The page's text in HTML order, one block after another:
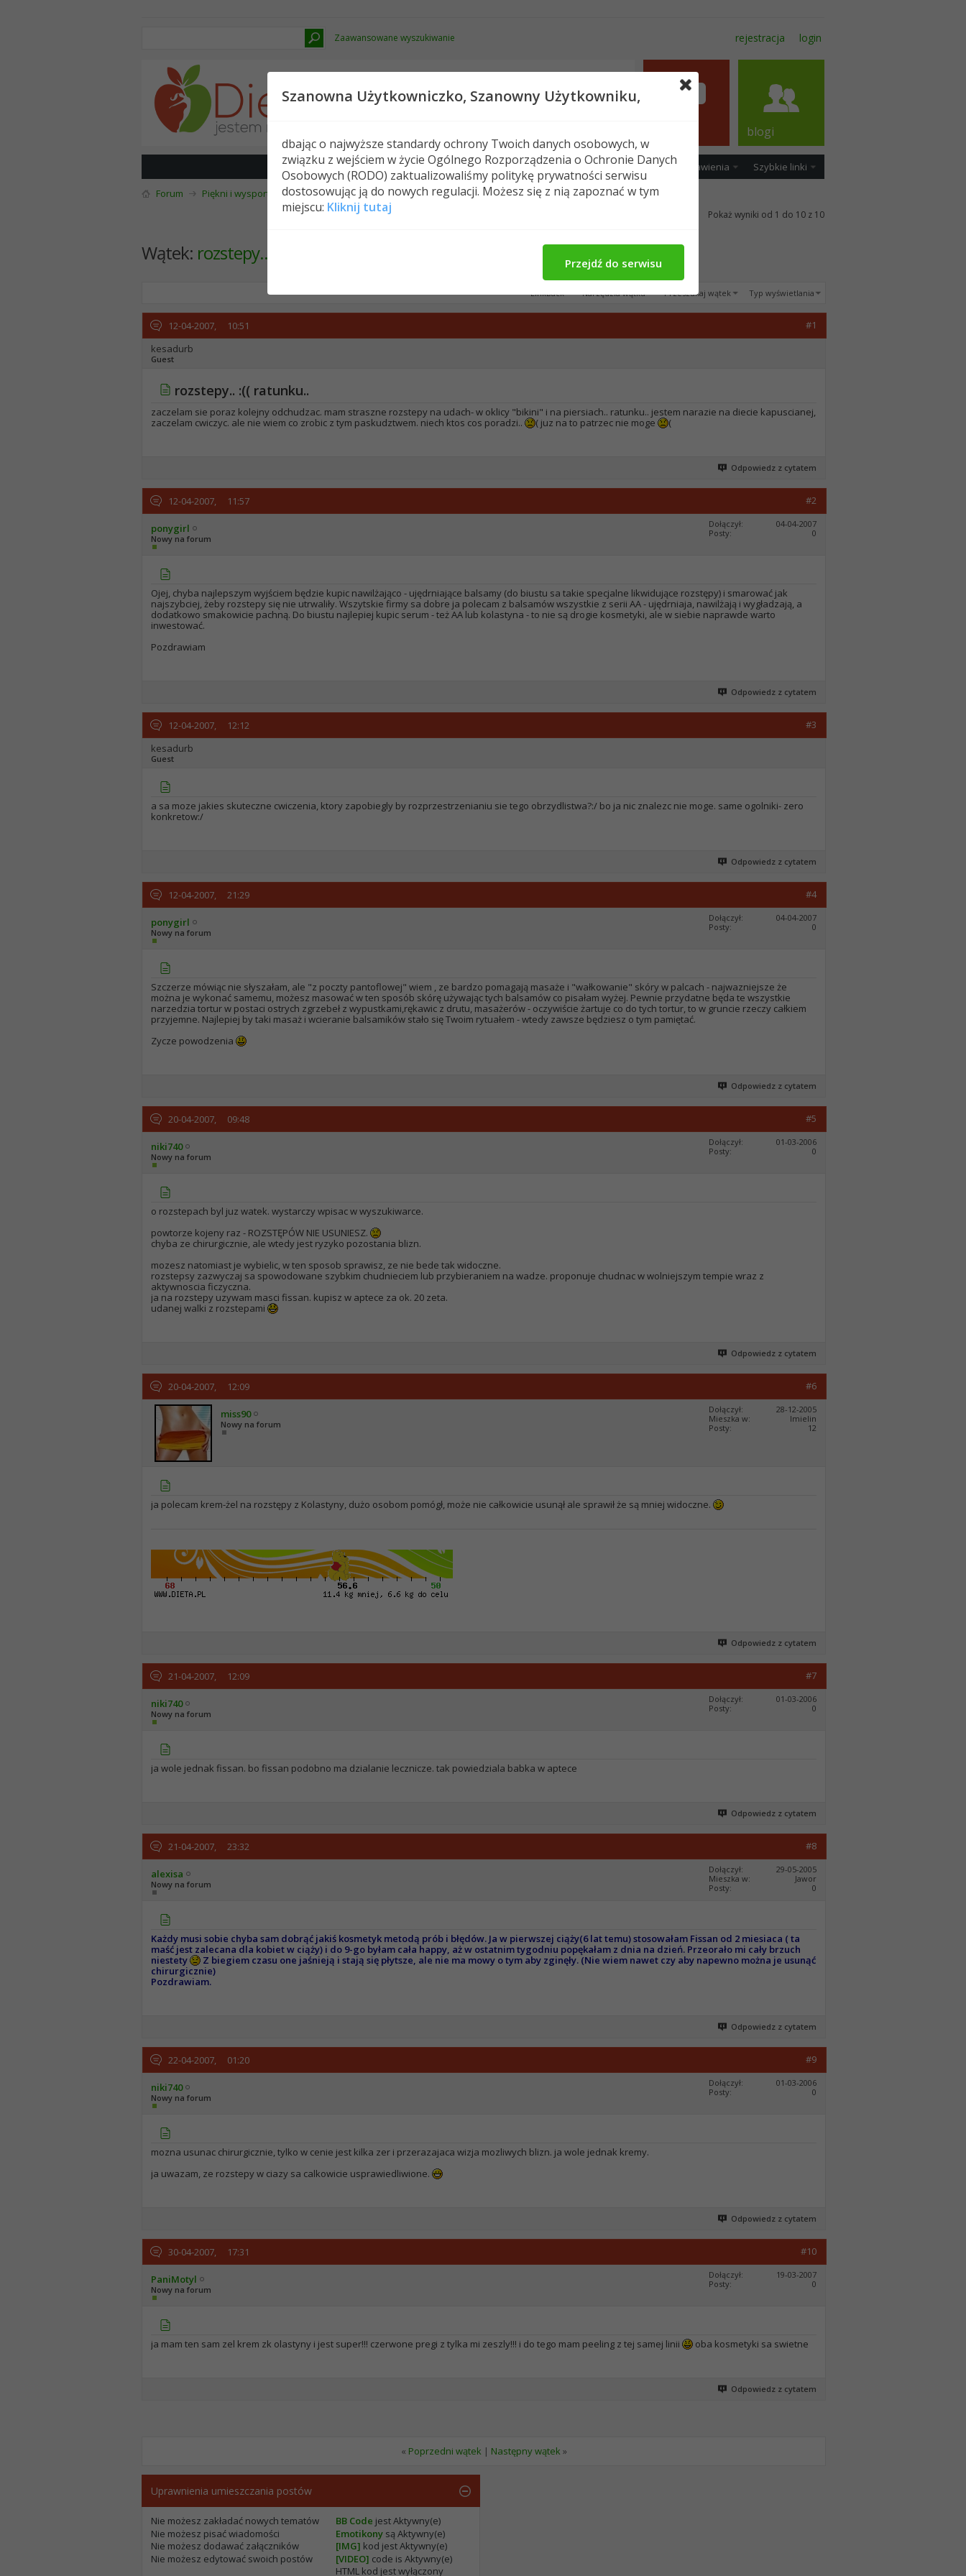
Zaawansowane wyszukiwanie rejestracja login
Nowe posty FAQ Kalendarz Spełeczność Ustawienia Szybkie linki
blogi
Forum Piękni i wysportowani Kultura fizyczna rozstepy.. :(( ratunku..
Pokaż wyniki od 1 do 10 z 10
Wątek: rozstepy.. :(( ratunku..
LinkBack Narzędzia wątku Przeszukaj wątek Typ wyświetlania
12-04-2007, 10:51
#1
kesadurb
Guest
rozstepy.. :(( ratunku..
zaczelam sie poraz kolejny odchudzac. mam straszne rozstepy na udach- w oklicy "bikini" i na piersiach.. ratunku.. jestem narazie na diecie kapuscianej,
zaczelam cwiczyc. ale nie wiem co zrobic z tym paskudztwem. niech ktos cos poradzi..
( juz na to patrzec nie moge (
Odpowiedz z cytatem
12-04-2007, 11:57 #2
ponygirl
Nowy na forum
Dołączył
04-04-2007
Posty
0
Ojej, chyba najlepszym wyjściem będzie kupic nawilżająco - ujędrniające balsamy (do biustu sa takie specjalne likwidujące rozstępy) i smarować jak
najszybciej, żeby rozstepy się nie utrwaliły. Wszytskie firmy sa dobre ja polecam z balsamów wszystkie z serii AA - ujędrniaja, nawilżają i wygładzają, a
dodatkowo smakowicie pachną. Do biustu najlepiej kupic serum - też AA lub kolastyna - to nie są drogie kosmetyki, ale w siebie naprawde warto
inwestować.
Pozdrawiam
Odpowiedz z cytatem
12-04-2007, 12:12
#3
kesadurb
Guest
a sa moze jakies skuteczne cwiczenia, ktory zapobiegly by rozprzestrzenianiu sie tego obrzydlistwa?:/ bo ja nic znalezc nie moge. same ogolniki- zero
konkretow:/
Odpowiedz z cytatem
12-04-2007, 21:29 #4
ponygirl
Nowy na forum
Dołączył
04-04-2007
Posty
0
Szczerze mówiąc nie słyszałam, ale "z poczty pantoflowej" wiem , ze bardzo pomagają masaże i "wałkowanie" skóry w palcach - najwazniejsze że
można je wykonać samemu, możesz masować w ten sposób skórę używając tych balsamów co pisałam wyżej. Pewnie przydatne będa te wszystkie
narzedzia tortur w postaci ostrych zgrzebeł z wypustkami,rękawic z drutu, masażerów - oczywiście żartuje co do tych tortur, to w gruncie rzeczy całkiem
przyjemne. Najlepiej by taki masaż i wcieranie balsamików stało się Twoim rytuałem - wtedy zawsze będziesz o tym pamiętać.
Zycze powodzenia
Odpowiedz z cytatem
20-04-2007, 09:48 #5
niki740
Nowy na forum
Dołączył
01-03-2006
Posty
0
o rozstepach byl juz watek. wystarczy wpisac w wyszukiwarce.
powtorze kojeny raz - ROZSTĘPÓW NIE USUNIESZ.
chyba ze chirurgicznie, ale wtedy jest ryzyko pozostania blizn.
mozesz natomiast je wybielic, w ten sposob sprawisz, ze nie bede tak widoczne.
rozstepsy zazwyczaj sa spowodowane szybkim chudnieciem lub przybieraniem na wadze. proponuje chudnac w wolniejszym tempie wraz z
aktywnoscia ficzyczna.
ja na rozstepy uzywam masci fissan. kupisz w aptece za ok. 20 zeta.
udanej walki z rozstepami
Odpowiedz z cytatem
20-04-2007, 12:09 #6
miss90
Nowy na forum
Dołączył
28-12-2005
Mieszka w
Imielin
Posty
12
ja polecam krem-żel na rozstępy z Kolastyny, dużo osobom pomógł, może nie całkowicie usunął ale sprawił że są mniej widoczne.
Odpowiedz z cytatem
21-04-2007, 12:09 #7
niki740
Nowy na forum
Dołączył
01-03-2006
Posty
0
ja wole jednak fissan. bo fissan podobno ma dzialanie lecznicze. tak powiedziala babka w aptece
Odpowiedz z cytatem
21-04-2007, 23:32 #8
alexisa
Nowy na forum
Dołączył
29-05-2005
Mieszka w
Jawor
Posty
0
Każdy musi sobie chyba sam dobrąć jakiś kosmetyk metodą prób i błędów. Ja w pierwszej ciąży(6 lat temu) stosowałam Fissan od 2 miesiaca ( ta
maść jest zalecana dla kobiet w ciąży) i do 9-go byłam cała happy, aż w ostatnim tygodniu popękałam z dnia na dzień. Przeorało mi cały brzuch
niestety
Z biegiem czasu one jaśnieją i stają się płytsze, ale nie ma mowy o tym aby zginęły. (Nie wiem nawet czy aby napewno można je usunąć
chirurgicznie)
Pozdrawiam.
Odpowiedz z cytatem
22-04-2007, 01:20 #9
niki740
Nowy na forum
Dołączył
01-03-2006
Posty
0
mozna usunac chirurgicznie, tylko w cenie jest kilka zer i przerazajaca wizja mozliwych blizn. ja wole jednak kremy.
ja uwazam, ze rozstepy w ciazy sa calkowicie usprawiedliwione.
Odpowiedz z cytatem
30-04-2007, 17:31 #10
PaniMotyl
Nowy na forum
Dołączył
19-03-2007
Posty
0
ja mam ten sam zel krem zk olastyny i jest super!!! czerwone pregi z tylka mi zeszly!!! i do tego mam peeling z tej samej linii oba kosmetyki sa swietne
Odpowiedz z cytatem
« Poprzedni wątek | Następny wątek »
Uprawnienia umieszczania postów
Nie możesz zakładać nowych tematów
Nie możesz pisać wiadomości
Nie możesz dodawać załączników
Nie możesz edytować swoich postów
BB Code jestAktywny(e)
Emotikonysą Aktywny(e)
[IMG] kod jestAktywny(e)
[VIDEO] code is Aktywny(e)
HTML kod jestwyłączony
Szanowna Użytkowniczko, Szanowny Użytkowniku,
dbając o najwyższe standardy ochrony Twoich danych osobowych, w
związku z wejściem w życie Ogólnego Rozporządzenia o Ochronie Danych
Osobowych (RODO) zaktualizowaliśmy politykę prywatności serwisu
dostosowując ją do nowych regulacji. Możesz się z nią zapoznać w tym
miejscu: Kliknij tutaj
Przejdź do serwisu